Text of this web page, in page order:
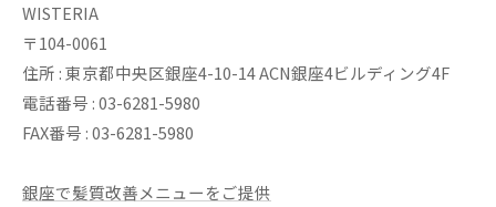
WISTERIA
〒104-0061
住所 : 東京都中央区銀座4-10-14 ACN銀座4ビルディング4F
電話番号 : 03-6281-5980
FAX番号 : 03-6281-5980
銀座で髪質改善メニューをご提供